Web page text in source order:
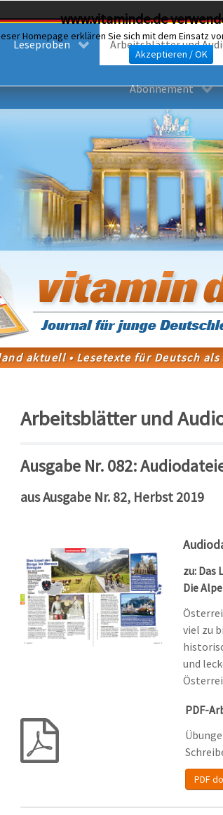
Leseproben Arbeitsblätter und
Abonnement
Arbeitsblätter und
Ausgabe Nr. 082:
aus Ausgabe Nr. 82, Herbst 2019
zu: Das
Die
viel zu
und
PDF-
PDF
www.vitaminde.de
Homepage erklären Sie sich mit dem Einsatz
Akzeptieren / OK